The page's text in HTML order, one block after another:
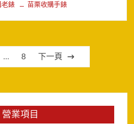
老錶 苗栗收購手錶
... 8 下一頁
營業項目